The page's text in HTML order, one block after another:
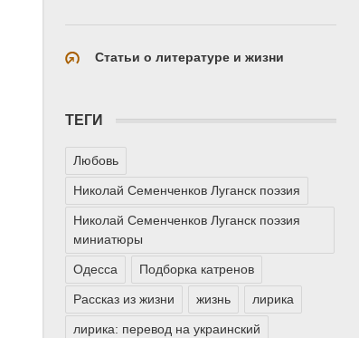
Статьи о литературе и жизни
ТЕГИ
Любовь
Николай Семенченков Луганск поэзия
Николай Семенченков Луганск поэзия
миниатюры
Одесса Подборка катренов
Рассказ из жизни жизнь лирика
лирика: перевод на украинский